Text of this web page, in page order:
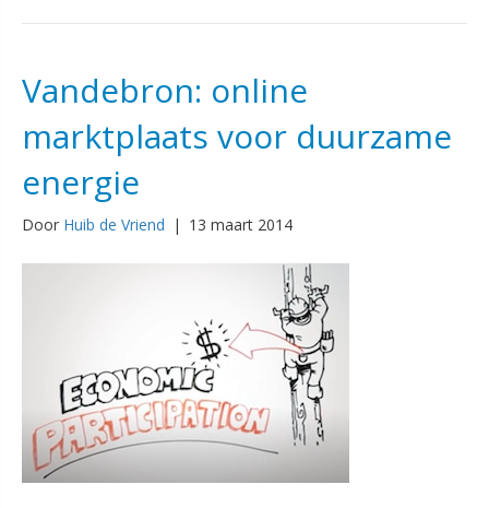
Vandebron: online
marktplaats voor duurzame
energie
Door Huib de Vriend | 13 maart 2014